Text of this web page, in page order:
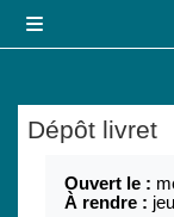
Dépôt livret
Ouvert le :
À rendre :